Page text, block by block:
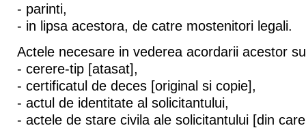
- parinti,
- in lipsa acestora, de catre mostenitori legali.
Actele necesare in vederea acordarii acestor
- cerere-tip [atasat],
- certificatul de deces [original si copie],
- actul de identitate al solicitantului,
- actele de stare civila ale solicitantului [din